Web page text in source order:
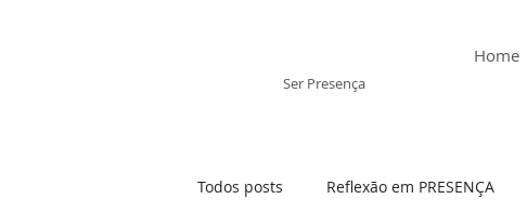
Ser Presença
Home
Todos posts Reflexão em PRESENÇA